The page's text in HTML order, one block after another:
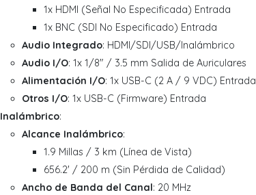
1x HDMI (Señal No Especificada) Entrada
1x BNC (SDI No Especificado) Entrada
Audio Integrado: HDMI/SDI/USB/Inalámbrico
Audio I/O: 1x 1/8" / 3.5 mm Salida de Auriculares
Alimentación I/O: 1x USB-C (2 A / 9 VDC) Entrada
Otros I/O: 1x USB-C (Firmware) Entrada
Inalámbrico:
Alcance Inalámbrico:
1.9 Millas / 3 km (Línea de Vista)
656.2' / 200 m (Sin Pérdida de Calidad)
Ancho de Banda del Canal: 20 MHz